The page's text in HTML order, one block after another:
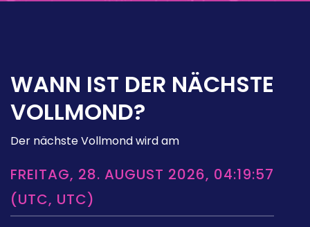
WANN IST DER NÄCHSTE
VOLLMOND?
Der nächste Vollmond wird am
FREITAG, 28. AUGUST 2026, 04:19:57
(UTC, UTC)